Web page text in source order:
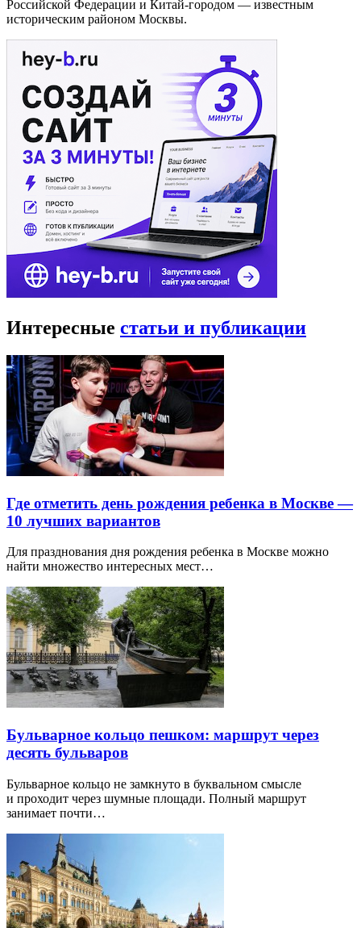
Российской Федерации и Китай-городом — известным
историческим районом Москвы.
Интересные статьи и публикации
Где отметить день рождения ребенка в Москве —
10 лучших вариантов
Для празднования дня рождения ребенка в Москве можно
найти множество интересных мест…
Бульварное кольцо пешком: маршрут через
десять бульваров
Бульварное кольцо не замкнуто в буквальном смысле
и проходит через шумные площади. Полный маршрут
занимает почти…